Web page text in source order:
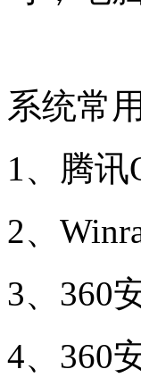
系统常
1、腾讯
2、
3、360
4、360